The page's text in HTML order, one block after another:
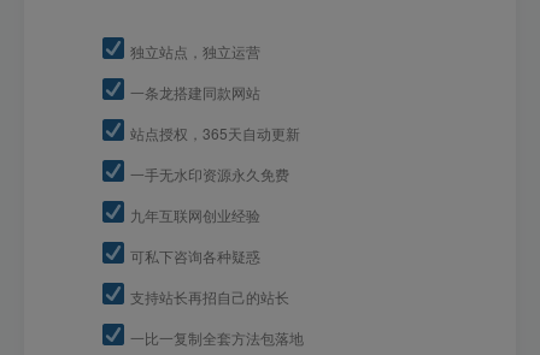
独立站点，独立运营
一条龙搭建同款网站
站点授权，365天自动更新
一手无水印资源永久免费
九年互联网创业经验
可私下咨询各种疑惑
支持站长再招自己的站长
一比一复制全套方法包落地